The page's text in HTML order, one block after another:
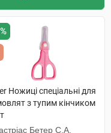
Ножиці спеціальні для
з тупим кінчиком
Бетер С.А.